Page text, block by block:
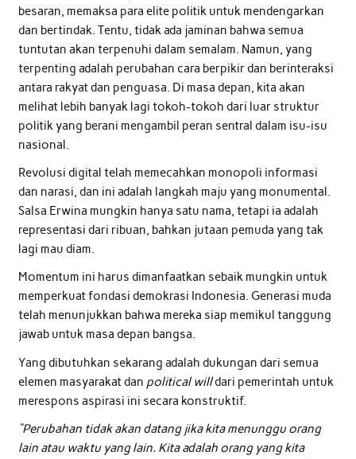
besaran, memaksa para elite politik untuk mendengarkan
dan bertindak. Tentu, tidak ada jaminan bahwa semua
tuntutan akan terpenuhi dalam semalam. Namun, yang
terpenting adalah perubahan cara berpikir dan berinteraksi
antara rakyat dan penguasa. Di masa depan, kita akan
melihat lebih banyak lagi tokoh-tokoh dari luar struktur
politik yang berani mengambil peran sentral dalam isu-isu
nasional.
Revolusi digital telah memecahkan monopoli informasi
dan narasi, dan ini adalah langkah maju yang monumental.
Salsa Erwina mungkin hanya satu nama, tetapi ia adalah
representasi dari ribuan, bahkan jutaan pemuda yang tak
lagi mau diam.
Momentum ini harus dimanfaatkan sebaik mungkin untuk
memperkuat fondasi demokrasi Indonesia. Generasi muda
telah menunjukkan bahwa mereka siap memikul tanggung
jawab untuk masa depan bangsa.
Yang dibutuhkan sekarang adalah dukungan dari semua
elemen masyarakat dan political willdari pemerintah untuk
merespons aspirasi ini secara konstruktif.
“Perubahan tidak akan datang jika kita menunggu orang
lain atau waktu yang lain. Kita adalah orang yang kita